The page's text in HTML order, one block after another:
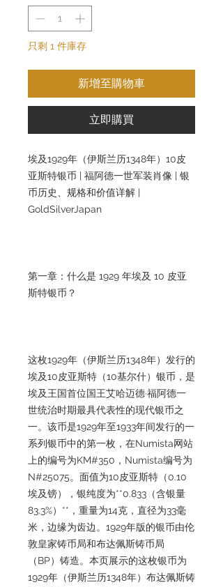
只剩 1 件庫存
新增至購物車
立即購買
埃及1929年（伊斯兰历1348年）10皮
亚斯特银币 | 福阿德一世军装肖像 | 银
币历史、规格和价值详解 |
GoldSilverJapan
第一章：什么是 1929 年埃及 10 皮亚
斯特银币？
这枚1929年（伊斯兰历1348年）发行的
埃及10皮亚斯特（10基尔什）银币，是
埃及王国首位国王艾哈迈德·福阿德一
世统治时期最具代表性的现代银币之
一。该币是1929年至1933年间发行的一
系列银币中的第一枚，在Numista网站
上的编号为KM#350，Numista编号为
N#25075。面值为10皮亚斯特（0.10
埃及镑），银纯度为**0.833（含银量
83.3%）**，重量为14克，直径为33毫
米，边缘为齿边。1929年版的银币由伦
敦皇家铸币局和布达佩斯铸币局
（BP）铸造。本页展示的这枚银币为
1929年（伊斯兰历1348年）布达佩斯铸